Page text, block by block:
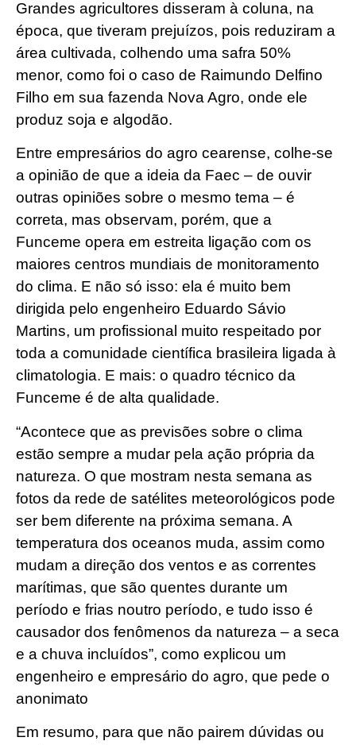
Grandes agricultores disseram à coluna, na
época, que tiveram prejuízos, pois reduziram a
área cultivada, colhendo uma safra 50%
menor, como foi o caso de Raimundo Delfino
Filho em sua fazenda Nova Agro, onde ele
produz soja e algodão.
Entre empresários do agro cearense, colhe-se
a opinião de que a ideia da Faec – de ouvir
outras opiniões sobre o mesmo tema – é
correta, mas observam, porém, que a
Funceme opera em estreita ligação com os
maiores centros mundiais de monitoramento
do clima. E não só isso: ela é muito bem
dirigida pelo engenheiro Eduardo Sávio
Martins, um profissional muito respeitado por
toda a comunidade científica brasileira ligada à
climatologia. E mais: o quadro técnico da
Funceme é de alta qualidade.
“Acontece que as previsões sobre o clima
estão sempre a mudar pela ação própria da
natureza. O que mostram nesta semana as
fotos da rede de satélites meteorológicos pode
ser bem diferente na próxima semana. A
temperatura dos oceanos muda, assim como
mudam a direção dos ventos e as correntes
marítimas, que são quentes durante um
período e frias noutro período, e tudo isso é
causador dos fenômenos da natureza – a seca
e a chuva incluídos”, como explicou um
engenheiro e empresário do agro, que pede o
anonimato
Em resumo, para que não pairem dúvidas ou